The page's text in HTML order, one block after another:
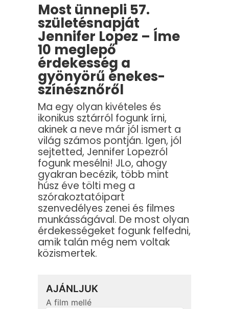
Most ünnepli 57.
születésnapját
Jennifer Lopez – Íme
10 meglepő
érdekesség a
gyönyörű énekes-
színésznőről
Ma egy olyan kivételes és
ikonikus sztárról fogunk írni,
akinek a neve már jól ismert a
világ számos pontján. Igen, jól
sejtetted, Jennifer Lopezról
fogunk mesélni! JLo, ahogy
gyakran becézik, több mint
húsz éve tölti meg a
szórakoztatóipart
szenvedélyes zenei és filmes
munkásságával. De most olyan
érdekességeket fogunk felfedni,
amik talán még nem voltak
közismertek.